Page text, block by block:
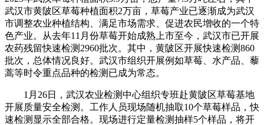
武汉市黄陂区草莓种植面积2万亩，草莓产业已逐渐成为武汉
市调整农业种植结构、满足市场需求、促进农民增收的一个特
色产业。从去年11月份草莓开始成熟上市至今，武汉市已开展
农药残留快速检测2960批次。其中，黄陂区开展快速检测860
批次，总体情况良好。武汉市组织开展例如草莓、水产品、藜
蒿等时令重点品种的检测已成为常态。
1月26日，武汉农业检测中心组织专班赴黄陂区草莓基地
开展质量安全检测。工作人员现场随机抽取10个草莓样品，快
速检测显示全部合格。现场进行定量检测抽样5个样品，将开